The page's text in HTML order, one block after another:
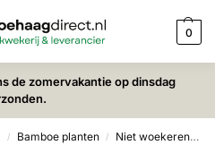
0
de zomervakantie op dinsdag
/ Bamboe planten / Niet woekerende bamboe